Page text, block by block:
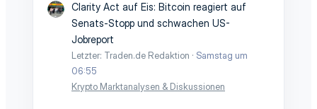
Clarity Act auf Eis: Bitcoin reagiert auf
Senats-Stopp und schwachen US-
Jobreport
Letzter: Traden.de Redaktion
Samstag um
06:55
Krypto Marktanalysen & Diskussionen